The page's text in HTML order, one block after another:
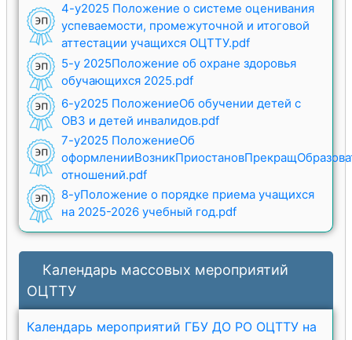
4-у2025 Положение о системе оценивания
успеваемости, промежуточной и итоговой
аттестации учащихся ОЦТТУ.pdf
5-у 2025Положение об охране здоровья
обучающихся 2025.pdf
6-у2025 ПоложениеОб обучении детей с
ОВЗ и детей инвалидов.pdf
7-у2025 ПоложениеОб
отношений.pdf
8-уПоложение о порядке приема учащихся
на 2025-2026 учебный год.pdf
Календарь массовых мероприятий
ОЦТТУ
Календарь мероприятий ГБУ ДО РО ОЦТТУ на